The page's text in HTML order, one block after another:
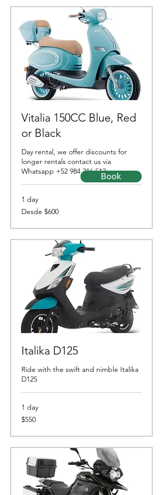
Vitalia 150CC Blue, Red
or Black
Day rental, we offer discounts for
longer rentals contact us via
Whatsapp +52 984 216 513
1 day
Desde
600
Desde $600
Italika D125
Ride with the swift and nimble Italika
D125
1 day
550
pesos
$550
Book